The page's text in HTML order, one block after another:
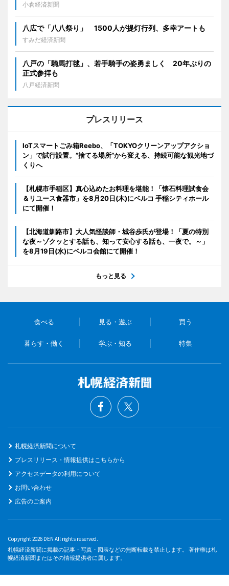
小倉経済新聞
八広で「八八祭り」 1500人が提灯行列、多幸アートも
すみだ経済新聞
八戸の「騎馬打毬」、若手騎手の姿勇ましく 20年ぶりの
正式参拝も
八戸経済新聞
プレスリリース
IoTスマートごみ箱Reebo、「TOKYOクリーンアップアクショ
ン」で試行設置。”捨てる場所”から変える、持続可能な観光地づ
くりへ
【札幌市手稲区】真心込めたお料理を堪能！「懐石料理試食会
＆リユース食器市」を8月20日(木)にベルコ 手稲シティホール
にて開催！
【北海道釧路市】大人気怪談師・城谷歩氏が登場！「夏の特別
な夜～ゾクッとする話も、知って安心する話も、一夜で。～」
を8月19日(水)にベルコ会館にて開催！
もっと見る
食べる 見る・遊ぶ 買う
暮らす・働く 学ぶ・知る 特集
札幌経済新聞について
プレスリリース・情報提供はこちらから
アクセスデータの利用について
お問い合わせ
広告のご案内
Copyright 2026 DEN All rights reserved.
札幌経済新聞に掲載の記事・写真・図表などの無断転載を禁止します。 著作権は札
幌経済新聞またはその情報提供者に属します。